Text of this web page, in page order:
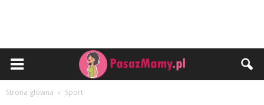
Strona główna Sport